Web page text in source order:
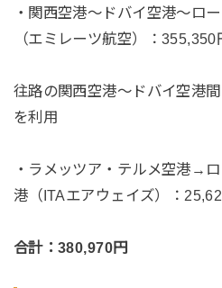
・関西空港〜ドバイ空港〜ロ
（エミレーツ航空）：355,350
往路の関西空港〜ドバイ空港
を利用
・ラメッツア・テルメ空港→
港（ITAエアウェイズ）：
合計：380,970円